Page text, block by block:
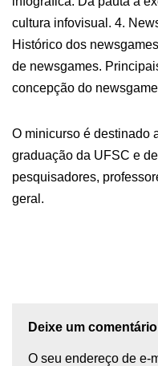
cultura infovisual. 4.
Histórico dos
de newsgames.
concepção do
​O minicurso é destinado
graduação da UFSC e
pesquisadores,
geral.
Deixe um comentário
O seu endereço de e-